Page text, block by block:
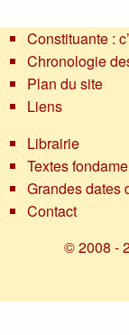
Constituante :
Chronologie
Plan du site
Liens
Librairie
Textes
Grandes dates
Contact
© 2008 -